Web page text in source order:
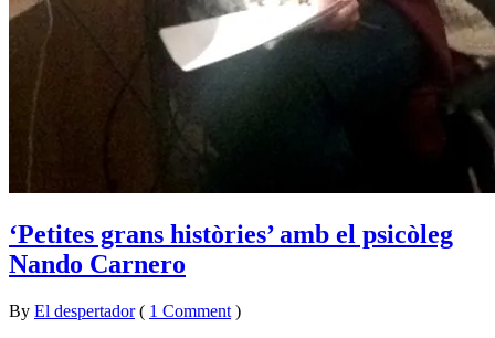
‘Petites grans històries’ amb el psicòleg
Nando Carnero
By El despertador on
4
•
( 1 Comment )